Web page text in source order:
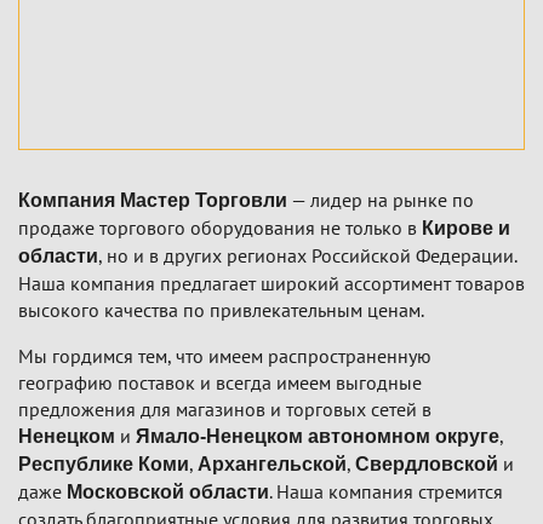
Компания Мастер Торговли — лидер на рынке по
продаже торгового оборудования не только в Кирове и
области, но и в других регионах Российской Федерации.
Наша компания предлагает широкий ассортимент товаров
высокого качества по привлекательным ценам.
Мы гордимся тем, что имеем распространенную
географию поставок и всегда имеем выгодные
предложения для магазинов и торговых сетей в
Ненецком и Ямало-Ненецком автономном округе,
Республике Коми, Архангельской, Свердловской и
даже Московской области. Наша компания стремится
создать благоприятные условия для развития торговых